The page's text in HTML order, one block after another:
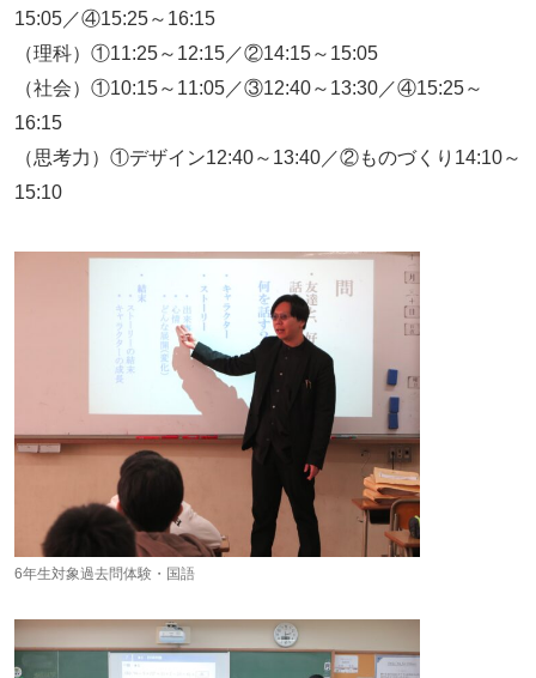
15:05／④15:25～16:15
（理科）①11:25～12:15／②14:15～15:05
（社会）①10:15～11:05／③12:40～13:30／④15:25～
16:15
（思考力）①デザイン12:40～13:40／②ものづくり14:10～
15:10
6年生対象過去問体験・国語